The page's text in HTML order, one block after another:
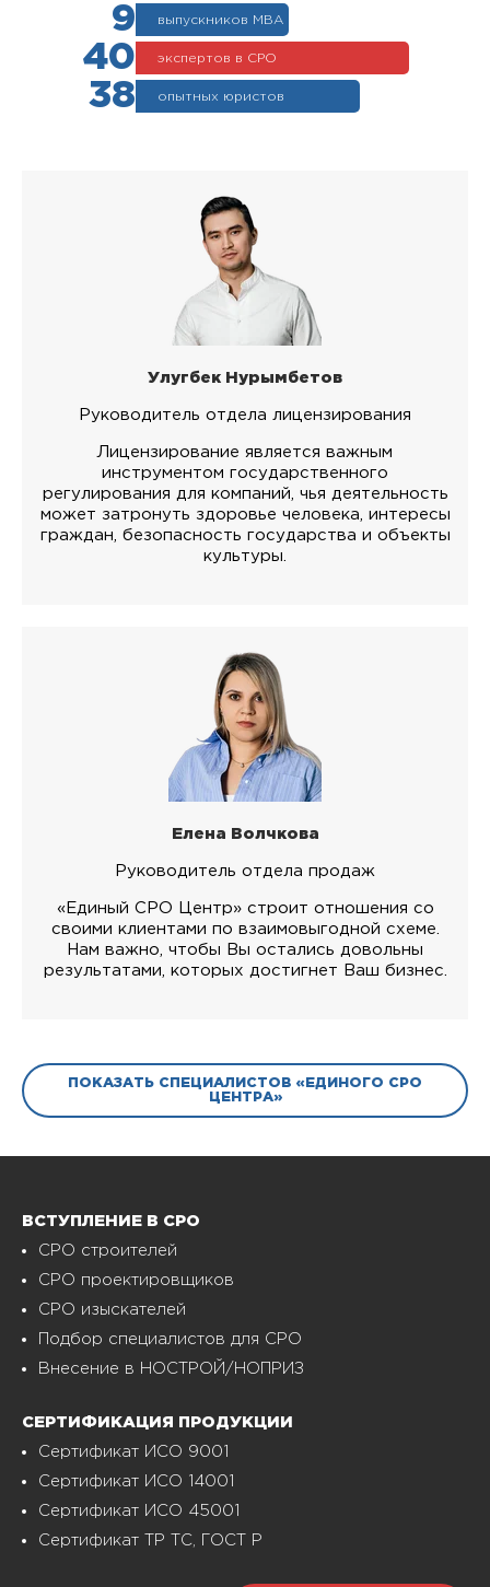
9 выпускников МВА
40 экспертов в СРО
38 опытных юристов
Улугбек Нурымбетов
Руководитель отдела лицензирования
Лицензирование является важным
инструментом государственного
регулирования для компаний, чья деятельность
может затронуть здоровье человека, интересы
граждан, безопасность государства и объекты
культуры.
Елена Волчкова
Руководитель отдела продаж
«Единый СРО Центр» строит отношения со
своими клиентами по взаимовыгодной схеме.
Нам важно, чтобы Вы остались довольны
результатами, которых достигнет Ваш бизнес.
ПОКАЗАТЬ СПЕЦИАЛИСТОВ «ЕДИНОГО СРО
ЦЕНТРА»
ВСТУПЛЕНИЕ В СРО
СРО строителей
СРО проектировщиков
СРО изыскателей
Подбор специалистов для СРО
Внесение в НОСТРОЙ/НОПРИЗ
СЕРТИФИКАЦИЯ ПРОДУКЦИИ
Сертификат ИСО 9001
Сертификат ИСО 14001
Сертификат ИСО 45001
Сертификат ТР ТС, ГОСТ Р